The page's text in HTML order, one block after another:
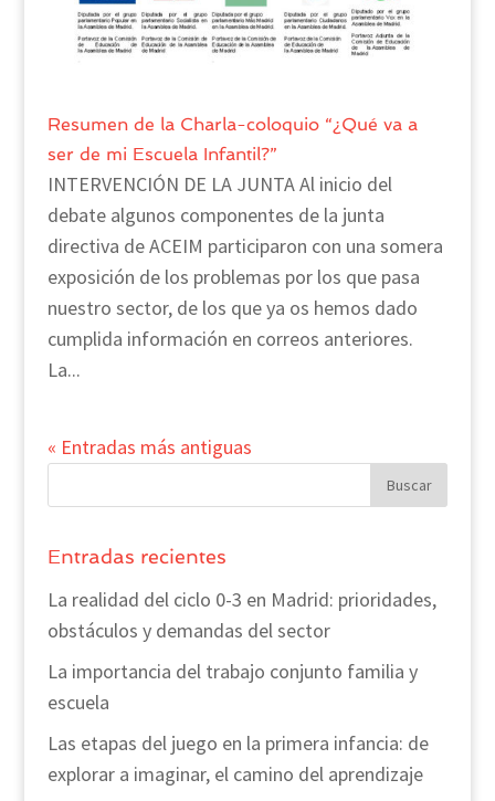
Resumen de la Charla-coloquio “¿Qué va a
ser de mi Escuela Infantil?”
INTERVENCIÓN DE LA JUNTA Al inicio del
debate algunos componentes de la junta
directiva de ACEIM participaron con una somera
exposición de los problemas por los que pasa
nuestro sector, de los que ya os hemos dado
cumplida información en correos anteriores.
La...
« Entradas más antiguas
Entradas recientes
La realidad del ciclo 0-3 en Madrid: prioridades,
obstáculos y demandas del sector
La importancia del trabajo conjunto familia y
escuela
Las etapas del juego en la primera infancia: de
explorar a imaginar, el camino del aprendizaje